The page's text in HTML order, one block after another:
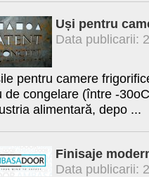
Uși pentru
Data publicarii:
pentru camere
de congelare (între -
alimentară, depo ...
Finisaje
Data publicarii: